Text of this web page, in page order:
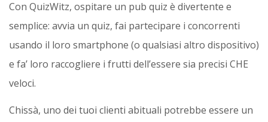
Con QuizWitz, ospitare un pub quiz è divertente e
semplice: avvia un quiz, fai partecipare i concorrenti
usando il loro smartphone (o qualsiasi altro dispositivo)
e fa’ loro raccogliere i frutti dell’essere sia precisi CHE
veloci.
Chissà, uno dei tuoi clienti abituali potrebbe essere un